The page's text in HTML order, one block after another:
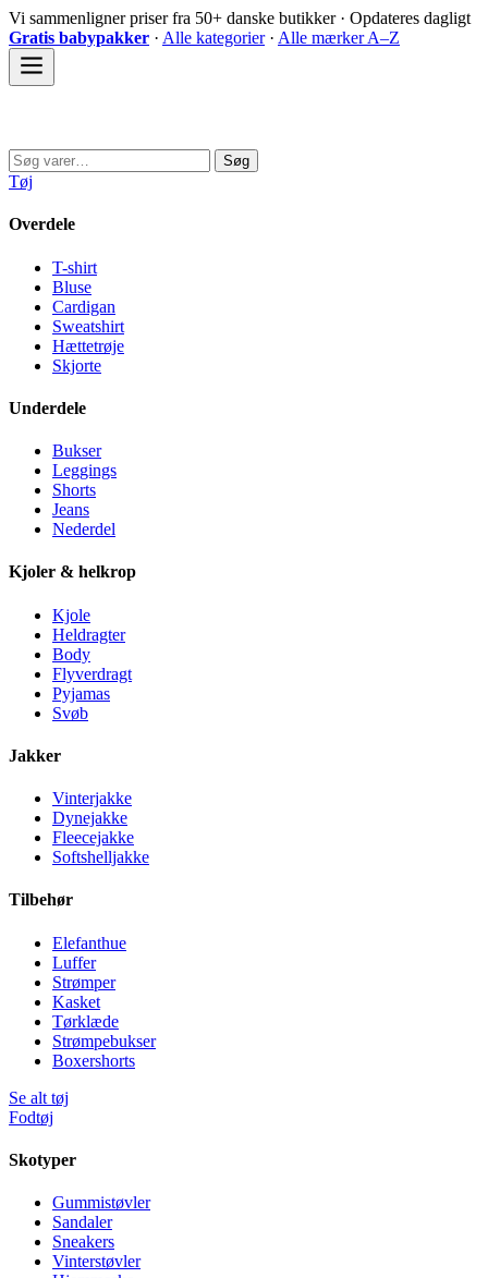
Spring
til
indhold
Vi sammenligner priser fra 50+ danske butikker · Opdateres dagligt
Gratis babypakker · Alle kategorier· Alle mærker A–Z
Søg
efter:
Søg
Tøj
Overdele
T-shirt
Bluse
Cardigan
Sweatshirt
Hættetrøje
Skjorte
Underdele
Bukser
Leggings
Shorts
Jeans
Nederdel
Kjoler & helkrop
Kjole
Heldragter
Body
Flyverdragt
Pyjamas
Svøb
Jakker
Vinterjakke
Dynejakke
Fleecejakke
Softshelljakke
Tilbehør
Elefanthue
Luffer
Strømper
Kasket
Tørklæde
Strømpebukser
Boxershorts
Se alt tøj
Fodtøj
Skotyper
Gummistøvler
Sandaler
Sneakers
Vinterstøvler